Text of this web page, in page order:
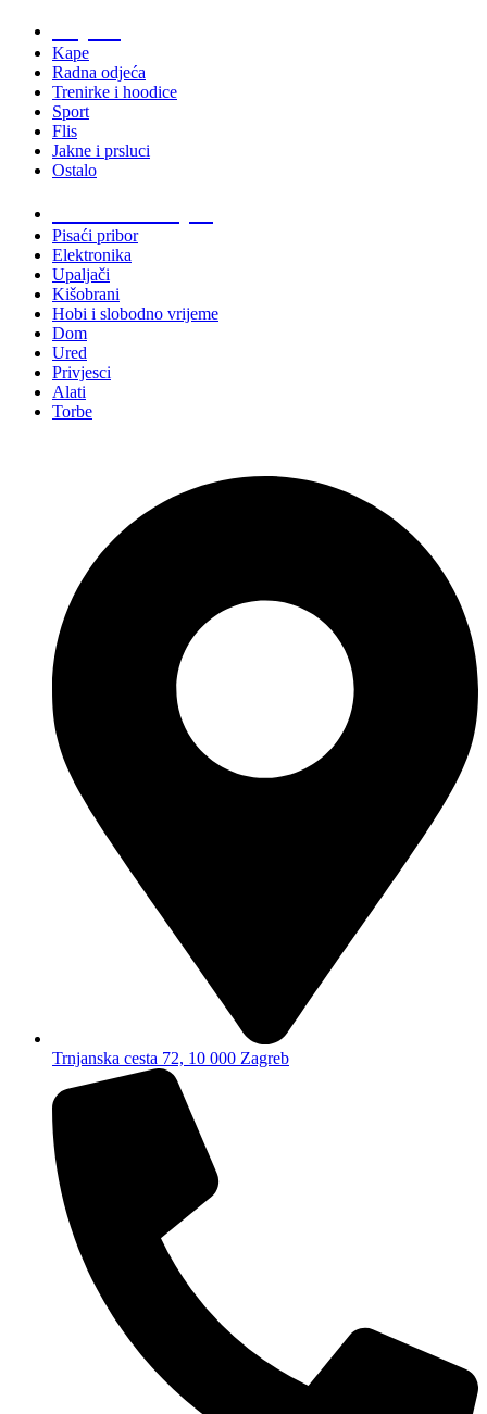
Kape
Radna odjeća
Trenirke i hoodice
Sport
Flis
Jakne i prsluci
Ostalo
Pisaći pribor
Elektronika
Upaljači
Kišobrani
Hobi i slobodno vrijeme
Dom
Ured
Privjesci
Alati
Torbe
Trnjanska cesta 72, 10 000 Zagreb